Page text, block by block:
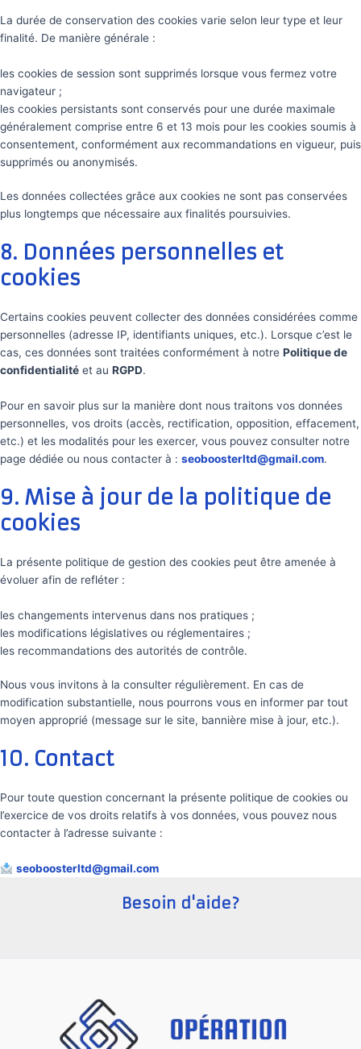
La durée de conservation des cookies varie selon leur type et leur
finalité. De manière générale :
les cookies de session sont supprimés lorsque vous fermez votre
navigateur ;
les cookies persistants sont conservés pour une durée maximale
généralement comprise entre 6 et 13 mois pour les cookies soumis à
consentement, conformément aux recommandations en vigueur, puis
supprimés ou anonymisés.
Les données collectées grâce aux cookies ne sont pas conservées
plus longtemps que nécessaire aux finalités poursuivies.
8. Données personnelles et
cookies
Certains cookies peuvent collecter des données considérées comme
personnelles (adresse IP, identifiants uniques, etc.). Lorsque c’est le
cas, ces données sont traitées conformément à notre Politique de
confidentialité et au RGPD.
Pour en savoir plus sur la manière dont nous traitons vos données
personnelles, vos droits (accès, rectification, opposition, effacement,
etc.) et les modalités pour les exercer, vous pouvez consulter notre
page dédiée ou nous contacter à : seoboosterltd@gmail.com.
9. Mise à jour de la politique de
cookies
La présente politique de gestion des cookies peut être amenée à
évoluer afin de refléter :
les changements intervenus dans nos pratiques ;
les modifications législatives ou réglementaires ;
les recommandations des autorités de contrôle.
Nous vous invitons à la consulter régulièrement. En cas de
modification substantielle, nous pourrons vous en informer par tout
moyen approprié (message sur le site, bannière mise à jour, etc.).
10. Contact
Pour toute question concernant la présente politique de cookies ou
l’exercice de vos droits relatifs à vos données, vous pouvez nous
contacter à l’adresse suivante :
seoboosterltd@gmail.com
Besoin d'aide?